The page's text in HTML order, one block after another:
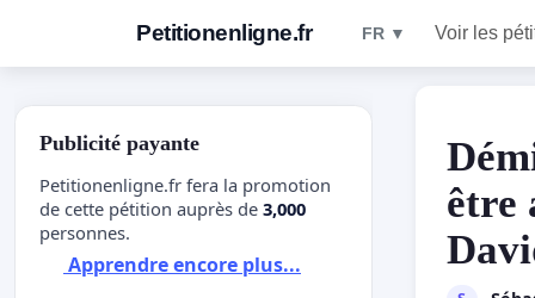
Petitionenligne.fr FR ▼ Voir les
être
Publicité payante
Petitionenligne.fr fera la promotion
de cette pétition auprès de 3,000
personnes.
Apprendre encore plus...